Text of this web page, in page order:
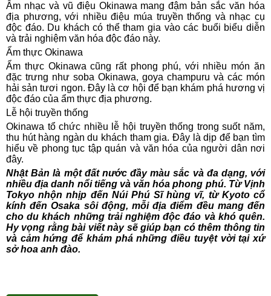
Âm nhạc và vũ điệu Okinawa mang đậm bản sắc văn hóa
địa phương, với nhiều điệu múa truyền thống và nhạc cụ
độc đáo. Du khách có thể tham gia vào các buổi biểu diễn
và trải nghiệm văn hóa độc đáo này.
Ẩm thực Okinawa
Ẩm thực Okinawa cũng rất phong phú, với nhiều món ăn
đặc trưng như soba Okinawa, goya champuru và các món
hải sản tươi ngon. Đây là cơ hội để bạn khám phá hương vị
độc đáo của ẩm thực địa phương.
Lễ hội truyền thống
Okinawa tổ chức nhiều lễ hội truyền thống trong suốt năm,
thu hút hàng ngàn du khách tham gia. Đây là dịp để bạn tìm
hiểu về phong tục tập quán và văn hóa của người dân nơi
đây.
Nhật Bản là một đất nước đầy màu sắc và đa dạng, với
nhiều địa danh nổi tiếng và văn hóa phong phú. Từ Vịnh
Tokyo nhộn nhịp đến Núi Phú Sĩ hùng vĩ, từ Kyoto cổ
kính đến Osaka sôi động, mỗi địa điểm đều mang đến
cho du khách những trải nghiệm độc đáo và khó quên.
Hy vọng rằng bài viết này sẽ giúp bạn có thêm thông tin
và cảm hứng để khám phá những điều tuyệt vời tại xứ
sở hoa anh đào.